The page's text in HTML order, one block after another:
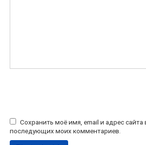
Сохранить моё имя, email и адрес сайта
последующих моих комментариев.